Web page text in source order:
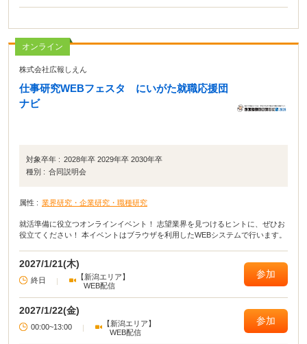
オンライン
株式会社広報しえん
仕事研究WEBフェスタ にいがた就職応援団
ナビ
対象卒年 : 2028年卒 2029年卒 2030年卒
種別 : 合同説明会
属性 : 業界研究・企業研究・職種研究
就活準備に役立つオンラインイベント！ 志望業界を見つけるヒントに、ぜひお
役立てください！ 本イベントはブラウザを利用したWEBシステムで行います。
2027/1/21(木)
終日
【新潟エリア】
WEB配信
参加
2027/1/22(金)
00:00~13:00
【新潟エリア】
WEB配信
参加